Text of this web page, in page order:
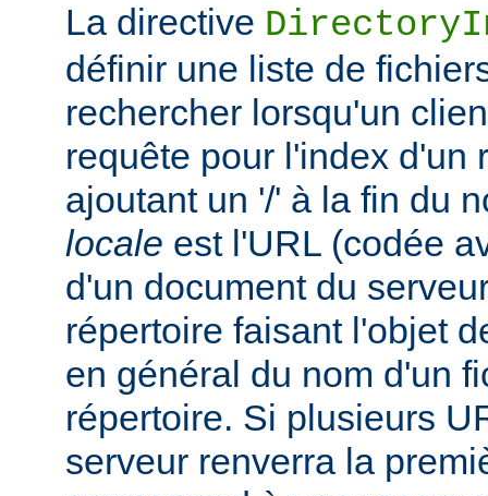
La directive
définir une liste de
rechercher lorsqu'un
requête pour l'index d'un
ajoutant un '/' à la fin du
locale est l'URL (codée
d'un document du
répertoire faisant l'objet
en général du nom d'un
répertoire. Si plusieurs
serveur renverra la